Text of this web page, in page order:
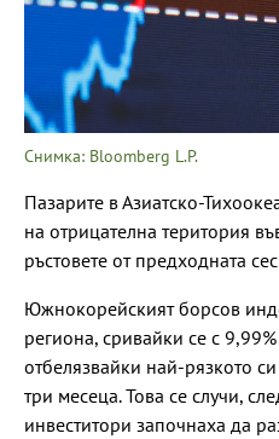
Снимка: Bloomberg L.P.
Пазарите в Азиатско-
на отрицателна територия
ръстовете от предходната
Южнокорейският борсов
региона, сривайки се с
отбелязвайки най-рязкото
три месеца. Това се случи,
инвеститори започнаха да